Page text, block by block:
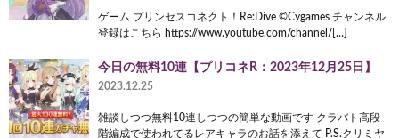
ゲーム プリンセスコネクト！Re:Dive ©Cygames チャンネル
登録はこちら https://www.youtube.com/channel/[…]
今日の無料10連【プリコネR：2023年12月25日】
2023.12.25
雑談しつつ無料10連しつつの簡単な動画です クラバト高段
階編成で使われてるレアキャラのお話を添えて P.S.クリミヤ